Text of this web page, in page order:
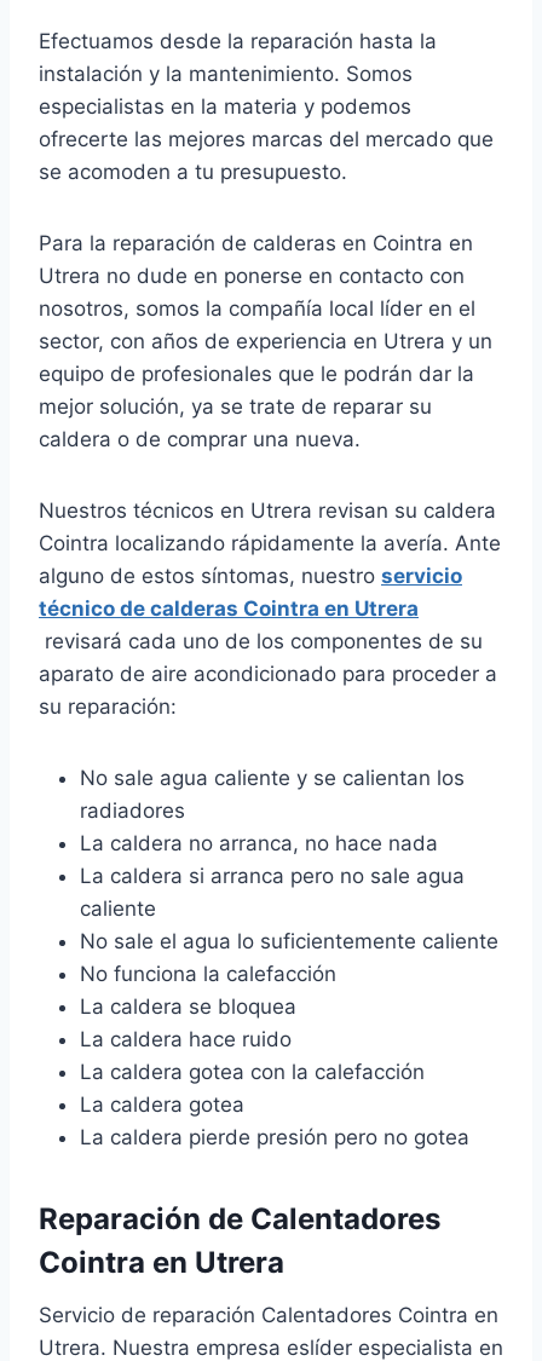
Efectuamos desde la reparación hasta la
instalación y la mantenimiento. Somos
especialistas en la materia y podemos
ofrecerte las mejores marcas del mercado que
se acomoden a tu presupuesto.
Para la reparación de calderas en Cointra en
Utrera no dude en ponerse en contacto con
nosotros, somos la compañía local líder en el
sector, con años de experiencia en Utrera y un
equipo de profesionales que le podrán dar la
mejor solución, ya se trate de reparar su
caldera o de comprar una nueva.
Nuestros técnicos en Utrera revisan su caldera
Cointra localizando rápidamente la avería. Ante
alguno de estos síntomas, nuestro servicio
técnico de calderas Cointra en Utrera
revisará cada uno de los componentes de su
aparato de aire acondicionado para proceder a
su reparación:
No sale agua caliente y se calientan los
radiadores
La caldera no arranca, no hace nada
La caldera si arranca pero no sale agua
caliente
No sale el agua lo suficientemente caliente
No funciona la calefacción
La caldera se bloquea
La caldera hace ruido
La caldera gotea con la calefacción
La caldera gotea
La caldera pierde presión pero no gotea
Reparación de Calentadores
Cointra en Utrera
Servicio de reparación Calentadores Cointra en
Utrera. Nuestra empresa eslíder especialista en